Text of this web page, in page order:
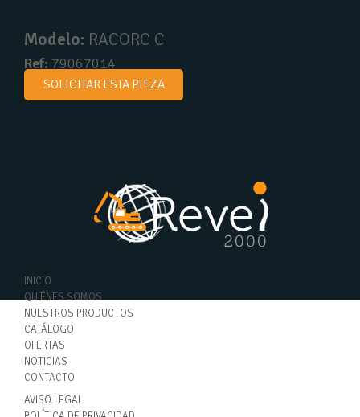
Modelo: RACORC C
Ref: 79067014
SOLICITAR ESTA PIEZA
INICIO
QUIÉNES SOMOS
NUESTROS PRODUCTOS
CATÁLOGO
OFERTAS
NOTICIAS
CONTACTO
AVISO LEGAL